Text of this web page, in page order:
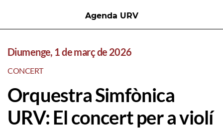
Agenda URV
Diumenge, 1 de març de 2026
CONCERT
Orquestra Simfònica
URV: El concert per a violí